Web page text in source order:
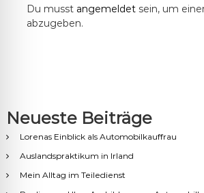
Du musst angemeldetsein, um
abzugeben.
Neueste Beiträge
Lorenas Einblick als Automobilkauffrau
Auslandspraktikum in Irland
Mein Alltag im Teiledienst